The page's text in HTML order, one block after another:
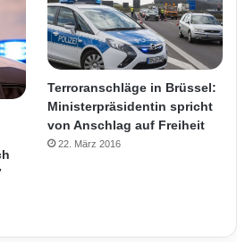
Terroranschläge in Brüssel:
Ministerpräsidentin spricht
von Anschlag auf Freiheit
22. März 2016